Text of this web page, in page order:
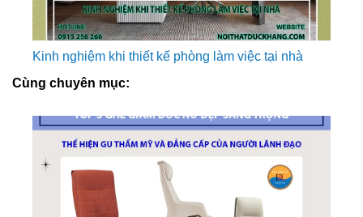
Kinh nghiệm khi thiết kế phòng làm việc tại nhà
Cùng chuyên mục: